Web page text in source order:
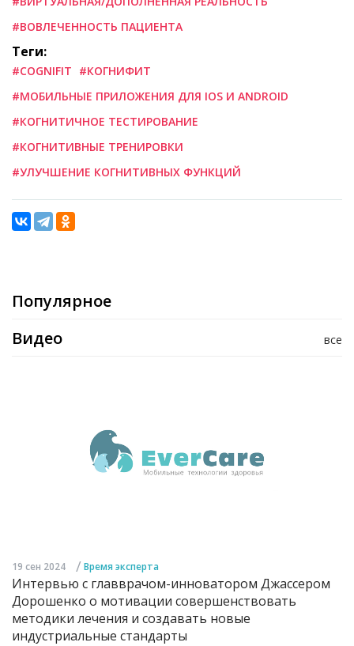
#ВОВЛЕЧЕННОСТЬ ПАЦИЕНТА
Теги:
#COGNIFIT #КОГНИФИТ
#МОБИЛЬНЫЕ ПРИЛОЖЕНИЯ ДЛЯ IOS И ANDROID
#КОГНИТИЧНОЕ ТЕСТИРОВАНИЕ
#КОГНИТИВНЫЕ ТРЕНИРОВКИ
#УЛУЧШЕНИЕ КОГНИТИВНЫХ ФУНКЦИЙ
Популярное
все
Видео
19 сен 2024 / Время эксперта
Интервью с главврачом-инноватором Джассером
Дорошенко о мотивации совершенствовать
методики лечения и создавать новые
индустриальные стандарты